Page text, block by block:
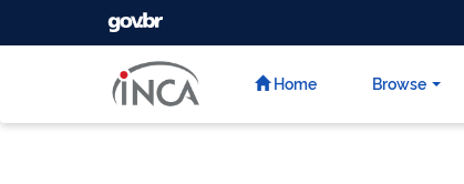
GOVBR
Home Browse